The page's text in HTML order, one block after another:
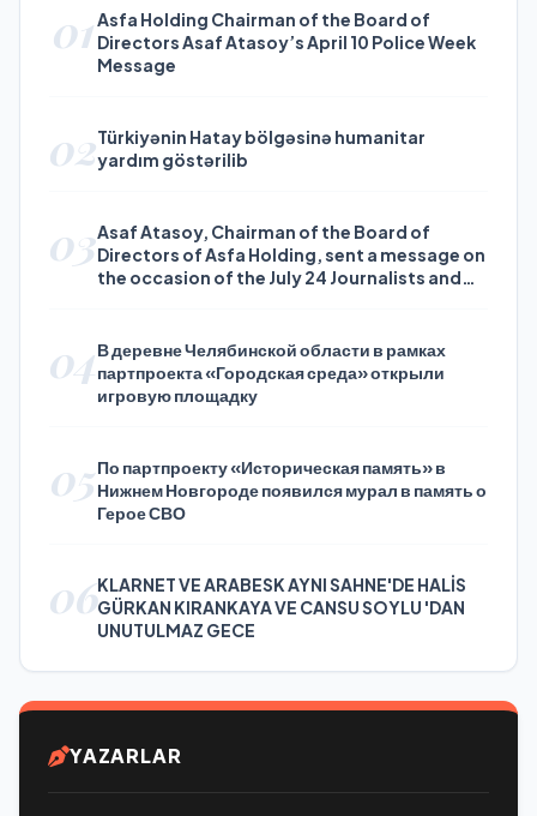
01Asfa Holding Chairman of the Board of
Directors Asaf Atasoy’s April 10 Police Week
Message
02Türkiyənin Hatay bölgəsinə humanitar
yardım göstərilib
03Asaf Atasoy, Chairman of the Board of
Directors of Asfa Holding, sent a message on
the occasion of the July 24 Journalists and
04В деревне Челябинской области в рамках
партпроекта «Городская среда» открыли
игровую площадку
05По партпроекту «Историческая память» в
Нижнем Новгороде появился мурал в память о
Герое СВО
06KLARNET VE ARABESK AYNI SAHNE'DE HALİS
GÜRKAN KIRANKAYA VE CANSU SOYLU 'DAN
UNUTULMAZ GECE
YAZARLAR